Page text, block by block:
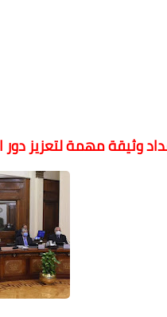
وثيقة مهمة لتعزيز دور